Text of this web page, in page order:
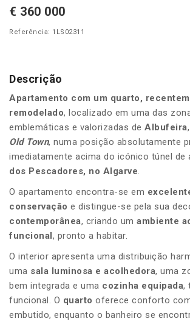
€ 360 000
Referência: 1LS02311
Descrição
Apartamento com um quarto,
remodelado, localizado em uma das
emblemáticas e valorizadas de Albufeira
Old Town, numa posição absolutamente
imediatamente acima do icónico túnel de
dos Pescadores, no Algarve.
O apartamento encontra-se em
conservação e distingue-se pela sua
contemporânea, criando um ambiente
funcional , pronto a habitar.
O interior apresenta uma distribuição
uma sala luminosa e acolhedora, uma
bem integrada e uma cozinha equipada,
funcional. O quarto oferece conforto
embutido, enquanto o banheiro se